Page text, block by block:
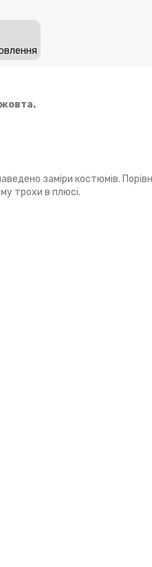
заміри костюмів.
трохи в плюсі.